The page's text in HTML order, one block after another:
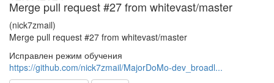
Merge pull request #27 from whitevast/master
(nick7zmail)
Merge pull request #27 from whitevast/master
Исправлен режим обучения
https://github.com/nick7zmail/MajorDoMo-dev_broadl...